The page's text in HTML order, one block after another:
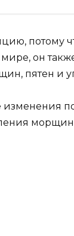
потому
он
пятен и
изменения